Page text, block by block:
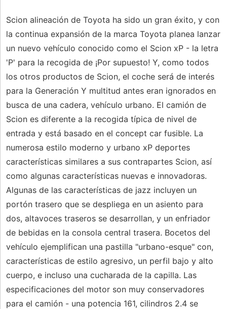
Scion alineación de Toyota ha sido un gran éxito, y con
la continua expansión de la marca Toyota planea lanzar
un nuevo vehículo conocido como el Scion xP - la letra
'P' para la recogida de ¡Por supuesto! Y, como todos
los otros productos de Scion, el coche será de interés
para la Generación Y multitud antes eran ignorados en
busca de una cadera, vehículo urbano. El camión de
Scion es diferente a la recogida típica de nivel de
entrada y está basado en el concept car fusible. La
numerosa estilo moderno y urbano xP deportes
características similares a sus contrapartes Scion, así
como algunas características nuevas e innovadoras.
Algunas de las características de jazz incluyen un
portón trasero que se despliega en un asiento para
dos, altavoces traseros se desarrollan, y un enfriador
de bebidas en la consola central trasera. Bocetos del
vehículo ejemplifican una pastilla "urbano-esque" con,
características de estilo agresivo, un perfil bajo y alto
cuerpo, e incluso una cucharada de la capilla. Las
especificaciones del motor son muy conservadores
para el camión - una potencia 161, cilindros 2.4 se